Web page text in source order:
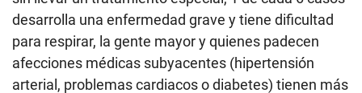
desarrolla una enfermedad grave y tiene dificultad
para respirar, la gente mayor y quienes padecen
afecciones médicas subyacentes (hipertensión
arterial, problemas cardiacos o diabetes) tienen más